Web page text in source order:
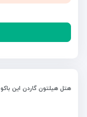
هتل هیلتون گاردن این باکو